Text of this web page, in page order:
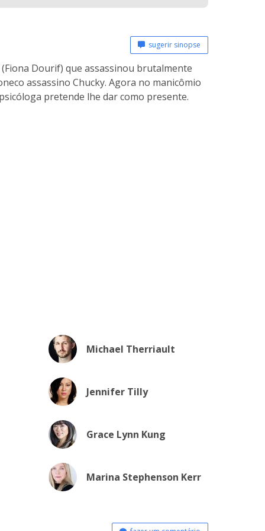
sugerir sinopse
Dourif) que assassinou brutalmente
assassino Chucky. Agora no manicômio
pretende lhe dar como presente.
Michael Therriault
Jennifer Tilly
Grace Lynn Kung
Marina Stephenson Kerr